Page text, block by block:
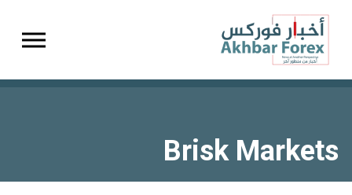
Brisk Markets